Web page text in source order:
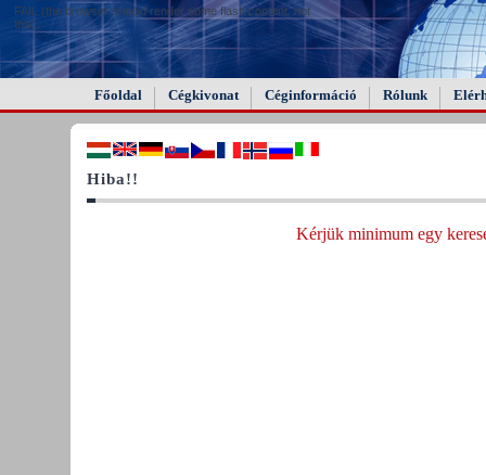
FAIL (the browser should render some flash content, not
this).
Főoldal Cégkivonat Céginformáció Rólunk
Hiba!!
Kérjük minimum egy